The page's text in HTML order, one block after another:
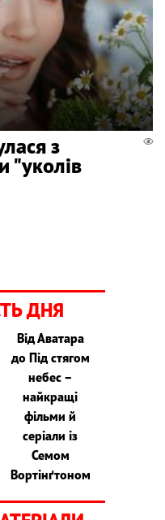
з
"уколів
ДНЯ
Від Аватара
до Під стягом
небес –
найкращі
фільми й
серіали із
Семом
Вортінґтоном